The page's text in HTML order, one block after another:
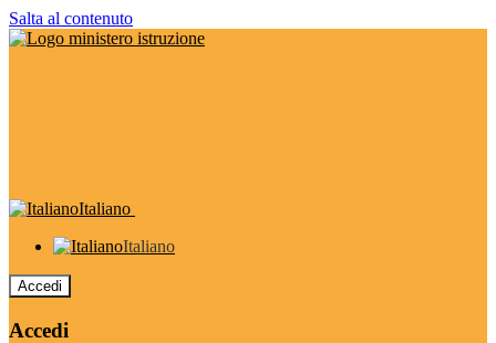
Salta al contenuto
Italiano
Italiano
Accedi
Accedi